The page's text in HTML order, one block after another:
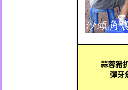
蒜蓉豬
彈牙